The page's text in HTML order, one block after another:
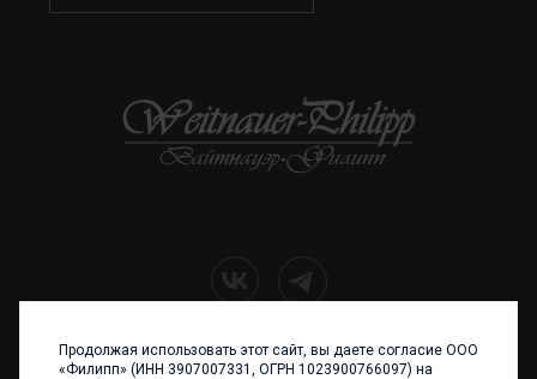
+7 (4012) 960 898
Продолжая использовать этот сайт, вы даете согласие ООО
«Филипп» (ИНН 3907007331, ОГРН 1023900766097) на